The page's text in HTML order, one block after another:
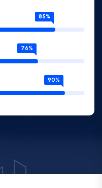
85%
76%
90%